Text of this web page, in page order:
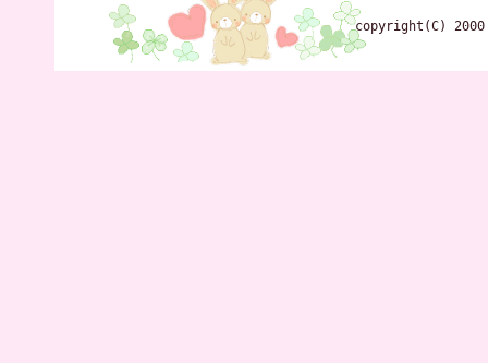
copyright(C) 2000